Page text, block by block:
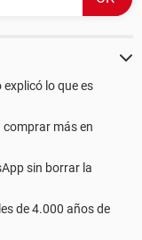
lo que es
comprar más en
sin borrar la
de 4.000 años de